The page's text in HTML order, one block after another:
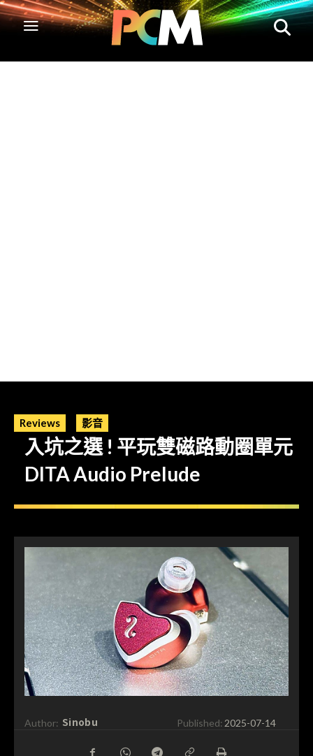
Reviews 影音
入坑之選 ! 平玩雙磁路動圈單元
DITA Audio Prelude
Author: Sinobu Published: 2025-07-14